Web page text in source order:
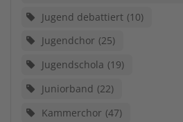
Jugend debattiert 10
Jugendchor 25
Jugendschola 19
Juniorband
22
Kammerchor 47